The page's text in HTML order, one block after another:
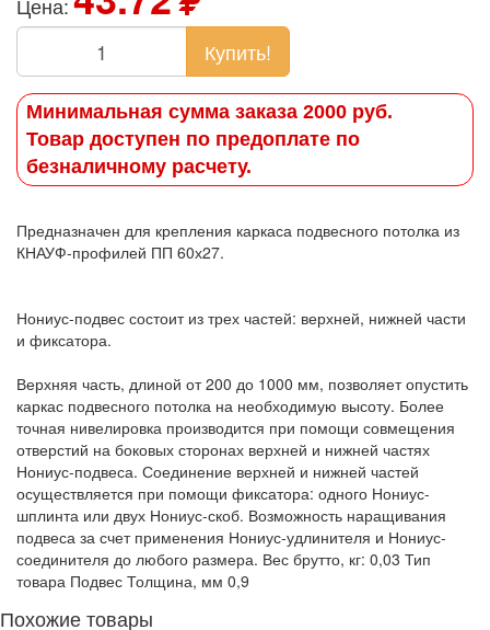
Купить!
Минимальная сумма заказа 2000 руб.
Товар доступен по предоплате по
безналичному расчету.
Предназначен для крепления каркаса подвесного потолка из
КНАУФ-профилей ПП 60х27.
Нониус-подвес состоит из трех частей: верхней, нижней части
и фиксатора.
Верхняя часть, длиной от 200 до 1000 мм, позволяет опустить
каркас подвесного потолка на необходимую высоту. Более
точная нивелировка производится при помощи совмещения
отверстий на боковых сторонах верхней и нижней частях
Нониус-подвеса. Соединение верхней и нижней частей
осуществляется при помощи фиксатора: одного Нониус-
шплинта или двух Нониус-скоб. Возможность наращивания
подвеса за счет применения Нониус-удлинителя и Нониус-
соединителя до любого размера. Вес брутто, кг: 0,03 Тип
товара Подвес Толщина, мм 0,9
Похожие товары